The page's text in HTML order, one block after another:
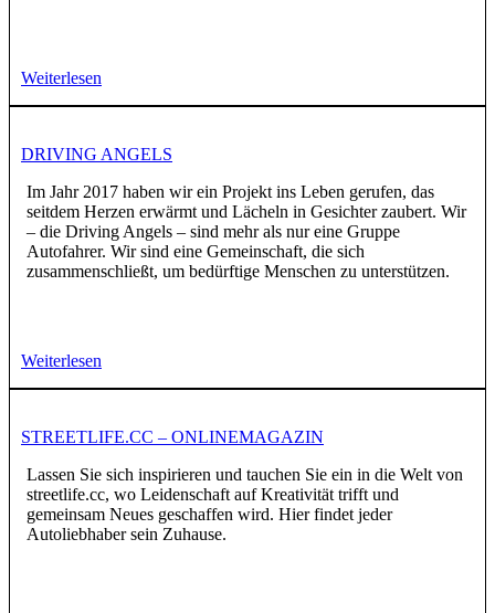
Weiterlesen
DRIVING ANGELS
Im Jahr 2017 haben wir ein Projekt ins Leben gerufen, das
seitdem Herzen erwärmt und Lächeln in Gesichter zaubert. Wir
– die Driving Angels – sind mehr als nur eine Gruppe
Autofahrer. Wir sind eine Gemeinschaft, die sich
zusammenschließt, um bedürftige Menschen zu unterstützen.
Weiterlesen
STREETLIFE.CC – ONLINEMAGAZIN
Lassen Sie sich inspirieren und tauchen Sie ein in die Welt von
streetlife.cc, wo Leidenschaft auf Kreativität trifft und
gemeinsam Neues geschaffen wird. Hier findet jeder
Autoliebhaber sein Zuhause.